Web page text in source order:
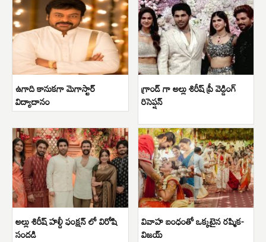
ఉగాది కానుకగా మెగాస్టార్
విద్యాదానం
గ్రాండ్ గా అల్లు శిరీష్ ప్రీ వెడ్డింగ్
రిసెప్షన్
అల్లు శిరీష్ హల్దీ ఫంక్షన్ లో విరోషి
సందడి
వివాహ బంధంతో ఒక్కటైన రష్మిక-
విజయ్